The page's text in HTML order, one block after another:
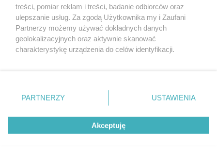
© 2026 Grupa ZPR Media
treści, pomiar reklam i treści, badanie odbiorców oraz
ulepszanie usług. Za zgodą Użytkownika my i Zaufani
Partnerzy możemy używać dokładnych danych
geolokalizacyjnych oraz aktywnie skanować
charakterystykę urządzenia do celów identyfikacji.
zmienić/wycofać klikając przycisk ustawień prywatności
znajdujący się w lewym dolnym rogu strony
rodzaje przetwarzania danych nie wymagają zgody
użytkownika, ale masz prawo sprzeciwić się takiemu
przetwarzaniu. Preferencje będą miały zastosowanie tylko
PARTNERZY USTAWIENIA
Akceptuję